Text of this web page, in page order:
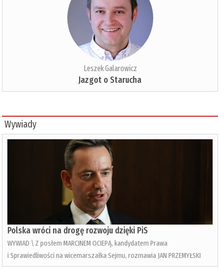
Leszek Galarowicz
Jazgot o Starucha
Wywiady
Polska wróci na drogę rozwoju dzięki PiS
WYWIAD \ Z posłem MARCINEM OCIEPĄ, kandydatem Prawa
i Sprawiedliwości na wicemarszałka Sejmu, rozmawia JAN PRZEMYŁSKI